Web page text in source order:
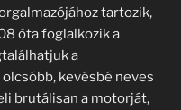
tartozik,
óta foglalkozik a
a
kevésbé neves
brutálisan a motorját,